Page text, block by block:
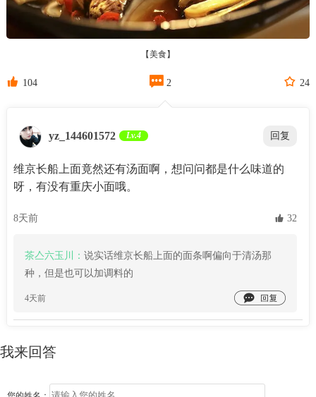
【美食】
 104  2  24
yz_144601572 Lv.4 回复
维京长船上面竟然还有汤面啊，想问问都是什么味道的
呀，有没有重庆小面哦。
8天前  32
茶亼六玉川： 说实话维京长船上面的面条啊偏向于清汤那
种，但是也可以加调料的
4天前 
我来回答